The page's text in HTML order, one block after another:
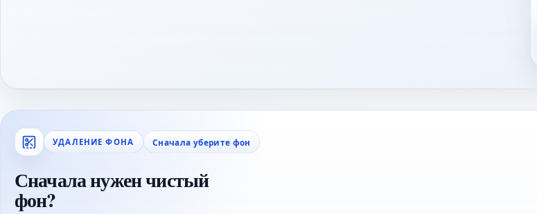
УДАЛЕНИЕ ФОНА Сначала уберите фон
Сначала нужен чистый
фон?